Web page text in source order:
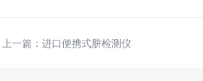
上一篇： 进口便携式肼检测仪